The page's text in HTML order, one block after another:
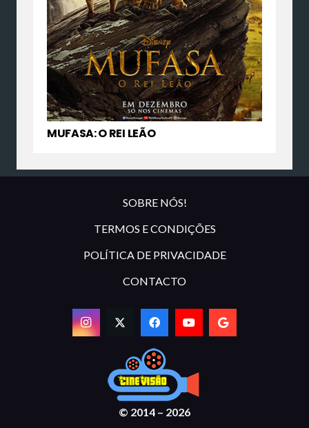
MUFASA: O REI LEÃO
SOBRE NÓS!
TERMOS E CONDIÇÕES
POLÍTICA DE PRIVACIDADE
CONTACTO
© 2014 – 2026